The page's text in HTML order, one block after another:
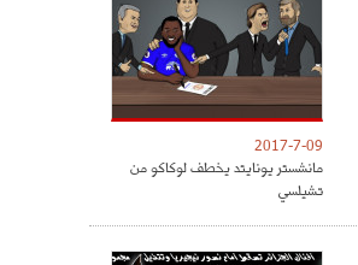
2017-7-09
مانشستر يونايتد يخطف لوكاكو من
تشيلسي